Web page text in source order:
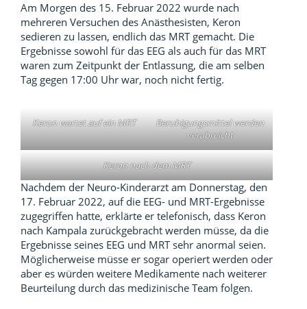
Am Morgen des 15. Februar 2022 wurde nach
mehreren Versuchen des Anästhesisten, Keron
sedieren zu lassen, endlich das MRT gemacht. Die
Ergebnisse sowohl für das EEG als auch für das MRT
waren zum Zeitpunkt der Entlassung, die am selben
Tag gegen 17:00 Uhr war, noch nicht fertig.
Keron wartet auf ein MRT
Beruhigungsmittel werden
verabreicht
Keron nach dem MRT
Nachdem der Neuro-Kinderarzt am Donnerstag, den
17. Februar 2022, auf die EEG- und MRT-Ergebnisse
zugegriffen hatte, erklärte er telefonisch, dass Keron
nach Kampala zurückgebracht werden müsse, da die
Ergebnisse seines EEG und MRT sehr anormal seien.
Möglicherweise müsse er sogar operiert werden oder
aber es würden weitere Medikamente nach weiterer
Beurteilung durch das medizinische Team folgen.